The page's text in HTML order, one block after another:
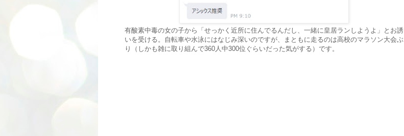
有酸素中毒の女の子から「せっかく近所に住んでるんだし、一緒に皇居ランしようよ」とお誘
いを受ける。自転車や水泳にはなじみ深いのですが、まともに走るのは高校のマラソン大会ぶ
り（しかも雑に取り組んで360人中300位ぐらいだった気がする）です。